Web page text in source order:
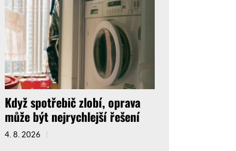
Když spotřebič zlobí, oprava
může být nejrychlejší řešení
4. 8. 2026